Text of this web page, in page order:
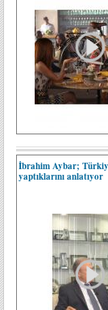
İbrahim Aybar;
yaptıklarını anlatıyor